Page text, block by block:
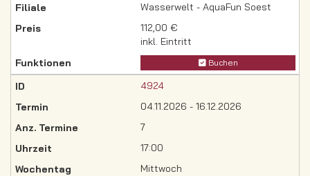
Wasserwelt - AquaFun Soest
112,00 €
inkl. Eintritt
Buchen
4924
04.11.2026 - 16.12.2026
7
17:00
Mittwoch